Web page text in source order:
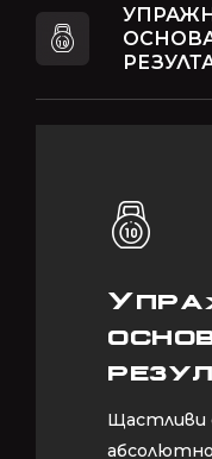
Щастливи